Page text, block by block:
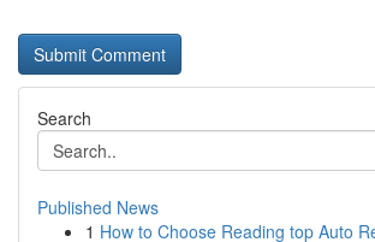
Search
Published News
1 How to Choose Reading top Auto